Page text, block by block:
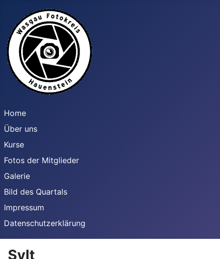
Home
Über uns
Kurse
Fotos der Mitglieder
Galerie
Bild des Quartals
Impressum
Datenschutzerklärung
Sylt